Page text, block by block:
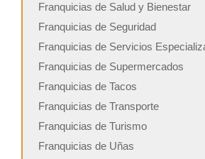
Franquicias de Salud y Bienestar
Franquicias de Seguridad
Franquicias de Servicios
Franquicias de Supermercados
Franquicias de Tacos
Franquicias de Transporte
Franquicias de Turismo
Franquicias de Uñas